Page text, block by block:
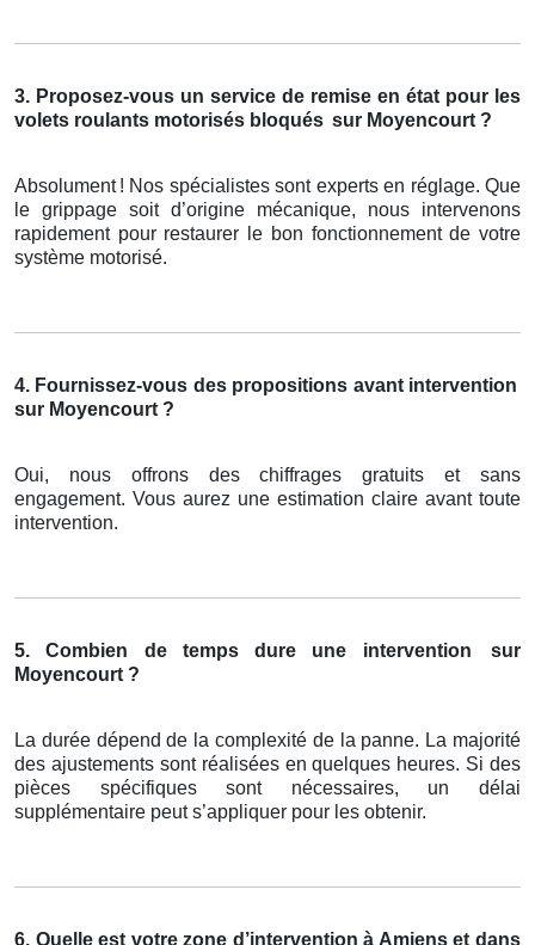
3. Proposez-vous un service de remise en état pour les
volets roulants motorisés bloqués sur Moyencourt ?
Absolument ! Nos spécialistes sont experts en réglage. Que
le grippage soit d’origine mécanique, nous intervenons
rapidement pour restaurer le bon fonctionnement de votre
système motorisé.
4. Fournissez-vous des propositions avant intervention
sur Moyencourt ?
Oui, nous offrons des chiffrages gratuits et sans
engagement. Vous aurez une estimation claire avant toute
intervention.
5. Combien de temps dure une intervention
sur
Moyencourt ?
La durée dépend de la complexité de la panne. La majorité
des ajustements sont réalisées en quelques heures. Si des
pièces spécifiques sont nécessaires, un délai
supplémentaire peut s’appliquer pour les obtenir.
6. Quelle est votre zone d’intervention à Amiens et dans